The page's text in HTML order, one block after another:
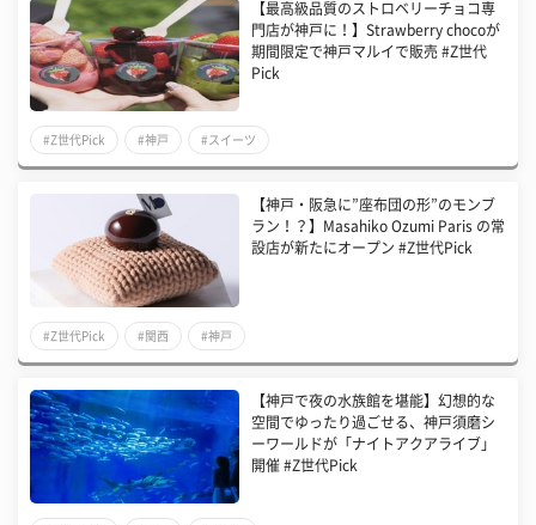
【最高級品質のストロベリーチョコ専
門店が神戸に！】Strawberry chocoが
期間限定で神戸マルイで販売 #Z世代
Pick
#Z世代Pick #神戸 #スイーツ
【神戸・阪急に”座布団の形”のモンブ
ラン！？】Masahiko Ozumi Paris の常
設店が新たにオープン #Z世代Pick
#Z世代Pick #関西 #神戸
【神戸で夜の水族館を堪能】幻想的な
空間でゆったり過ごせる、神戸須磨シ
ーワールドが「ナイトアクアライブ」
開催 #Z世代Pick